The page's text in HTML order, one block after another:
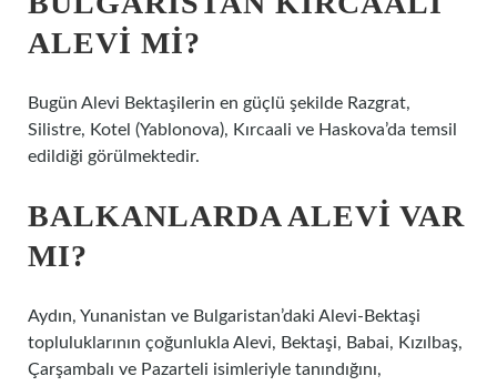
ALEVI MI?
Bugün Alevi Bektaşilerin en güçlü şekilde Razgrat,
Silistre, Kotel (Yablonova), Kırcaali ve Haskova’da temsil
edildiği görülmektedir.
BALKANLARDA ALEVI VAR
MI?
Aydın, Yunanistan ve Bulgaristan’daki Alevi-Bektaşi
topluluklarının çoğunlukla Alevi, Bektaşi, Babai, Kızılbaş,
Çarşambalı ve Pazarteli isimleriyle tanındığını,